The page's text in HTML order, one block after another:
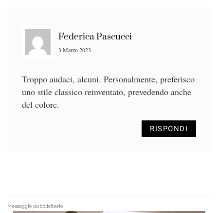
Federica Pascucci
3 Marzo 2023
Troppo audaci, alcuni. Personalmente, preferisco
uno stile classico reinventato, prevedendo anche
del colore.
RISPONDI
Messaggio pubblicitario